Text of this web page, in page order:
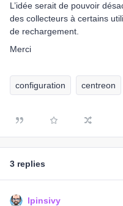
L’idée serait de pouvoir
des collecteurs à certains
de rechargement.
Merci
configuration centreon
3 replies
lpinsivy